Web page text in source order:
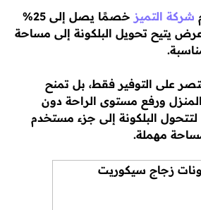
شركة التميز
خصمًا يصل إلى 25%
يتيح تحويل البلكونة إلى مساحة
على التوفير فقط، بل تمنح
ورفع مستوى الراحة دون
البلكونة إلى جزء مستخدم
مهملة.